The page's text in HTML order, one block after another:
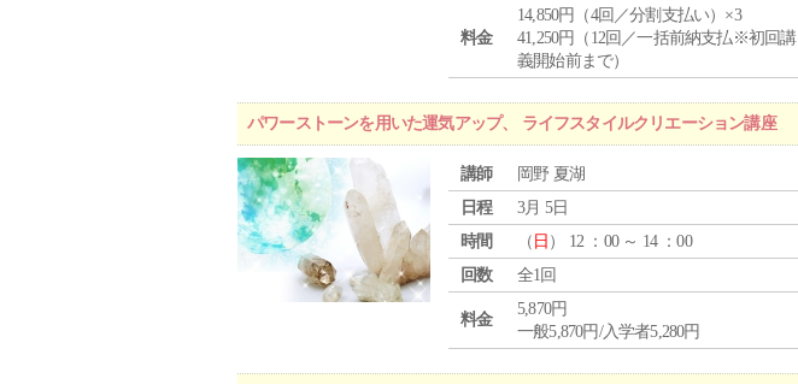
料金
14,850円（4回／分割支払い）×3
41,250円（12回／一括前納支払※初回講
義開始前まで）
パワーストーンを用いた運気アップ、 ライフスタイルクリエーション講座
講師
岡野 夏湖
日程
3月 5日
時間
（ 日 ） 12 ：00 ～ 14 ：00
回数
全1回
料金
5,870円
一般5,870円/入学者5,280円